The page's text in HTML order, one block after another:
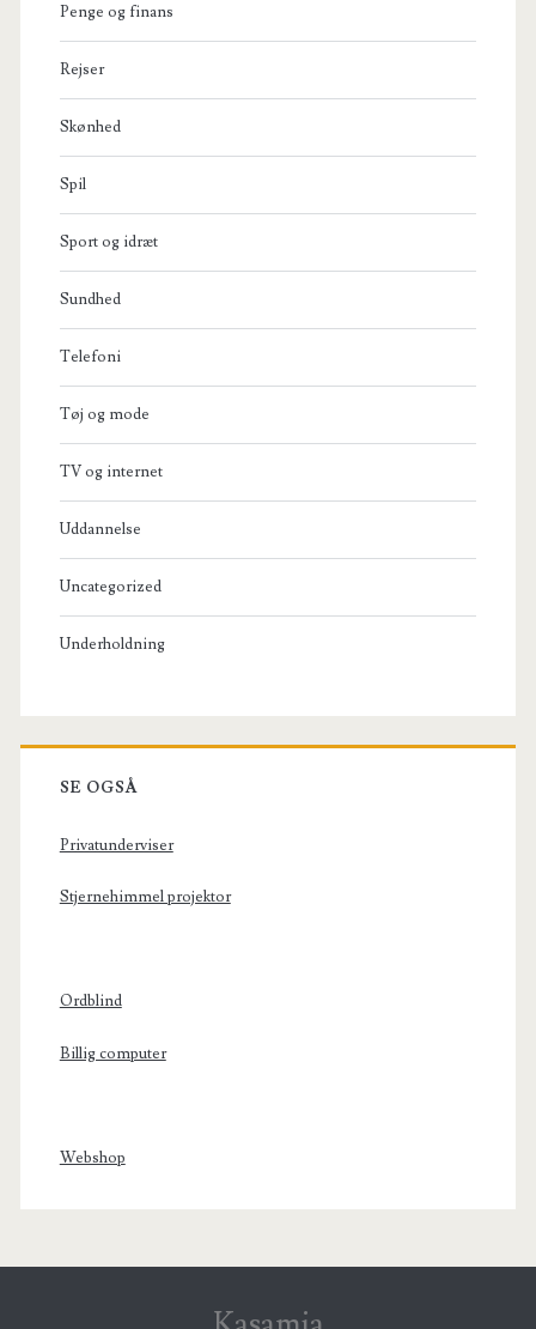
Penge og finans
Rejser
Skønhed
Spil
Sport og idræt
Sundhed
Telefoni
Tøj og mode
TV og internet
Uddannelse
Uncategorized
Underholdning
SE OGSÅ
Privatunderviser
Stjernehimmel projektor
Ordblind
Billig computer
Webshop